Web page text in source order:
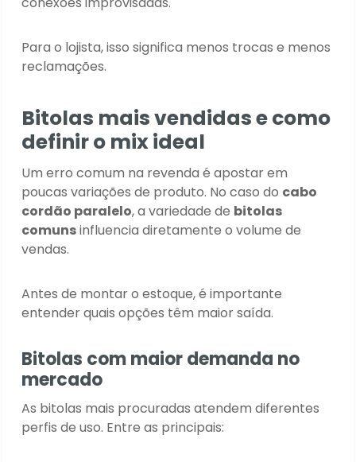
Para o lojista, isso significa menos trocas e menos
reclamações.
Bitolas mais vendidas e como
definir o mix ideal
Um erro comum na revenda é apostar em
poucas variações de produto. No caso do cabo
cordão paralelo, a variedade de bitolas
comunsinfluencia diretamente o volume de
vendas.
Antes de montar o estoque, é importante
entender quais opções têm maior saída.
Bitolas com maior demanda no
mercado
As bitolas mais procuradas atendem diferentes
perfis de uso. Entre as principais: